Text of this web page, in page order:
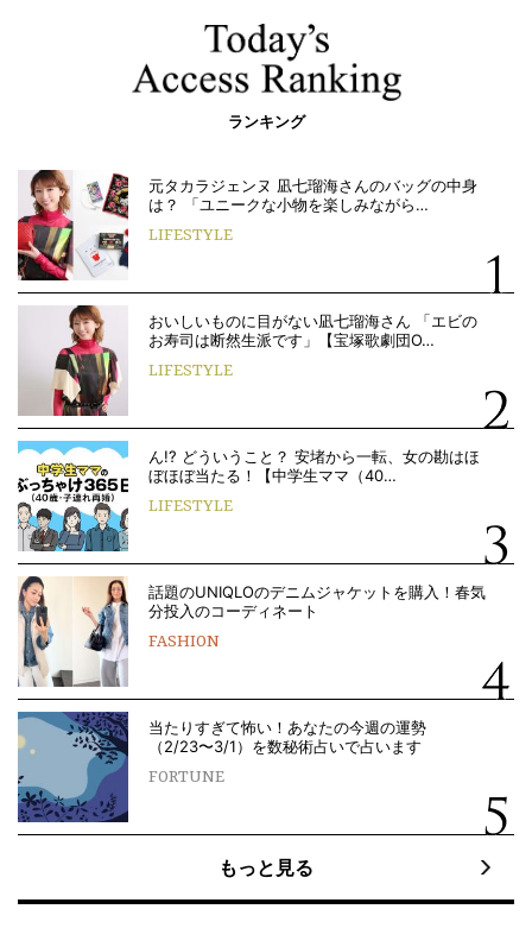
ランキング
元タカラジェンヌ 凪七瑠海さんのバッグの中身
は？ 「ユニークな小物を楽しみながら…
LIFESTYLE
おいしいものに目がない凪七瑠海さん 「エビの
お寿司は断然生派です」【宝塚歌劇団O…
LIFESTYLE
ん!? どういうこと？ 安堵から一転、女の勘はほ
ぼほぼ当たる！【中学生ママ（40…
LIFESTYLE
話題のUNIQLOのデニムジャケットを購入！春気
分投入のコーディネート
FASHION
当たりすぎて怖い！あなたの今週の運勢
（2/23〜3/1）を数秘術占いで占います
FORTUNE
もっと見る